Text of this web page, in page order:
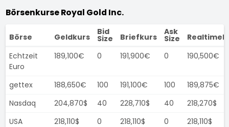
Börsenkurse Royal Gold Inc.
Börse Geldkurs
Bid
Size Briefkurs
Ask
Size
Echtzeit
Euro
189,100€ 0 191,900€ 0 190,500€
gettex 188,650€ 100 191,100€ 100
189,875€
Nasdaq
204,870$ 40 228,710$ 40
218,270$
USA
218,110$ 0 218,110$ 0
218,110$